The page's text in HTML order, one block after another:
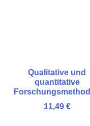
Qualitative und
quantitative
11,49 €